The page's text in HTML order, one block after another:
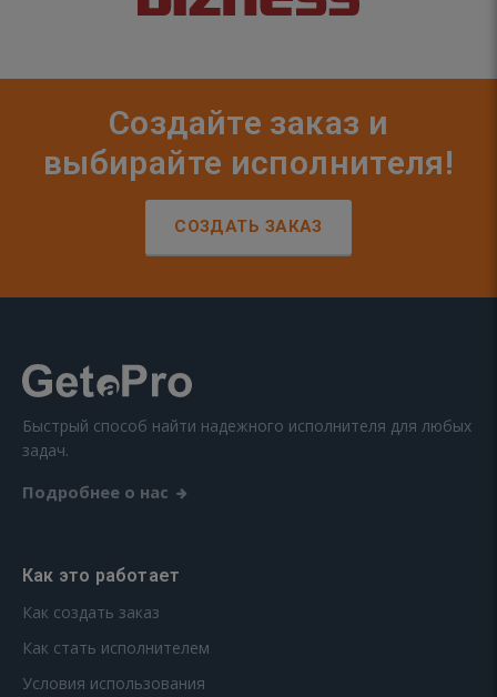
Создайте заказ и
выбирайте исполнителя!
СОЗДАТЬ ЗАКАЗ
Быстрый способ найти надежного исполнителя для любых
задач.
Подробнее о нас
Как это работает
Как создать заказ
Как стать исполнителем
Условия использования